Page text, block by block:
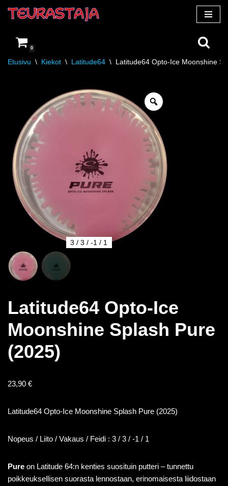
suoraan
sisältöön
0
Etusivu \ Kiekot \ Latitude64 \ Latitude64 Opto-Ice Moonshine
3 / 3 / -1 / 1
Latitude64 Opto-Ice
Moonshine Splash Pure
(2025)
23,90 €
Latitude64 Opto-Ice Moonshine Splash Pure (2025)
Nopeus / Liito / Vakaus / Feidi : 3 / 3 / -1 / 1
Pure on Latitude 64:n kenties suosituin putteri – tunnettu
poikkeuksellisen suorasta lennostaan, erinomaisesta liidostaan